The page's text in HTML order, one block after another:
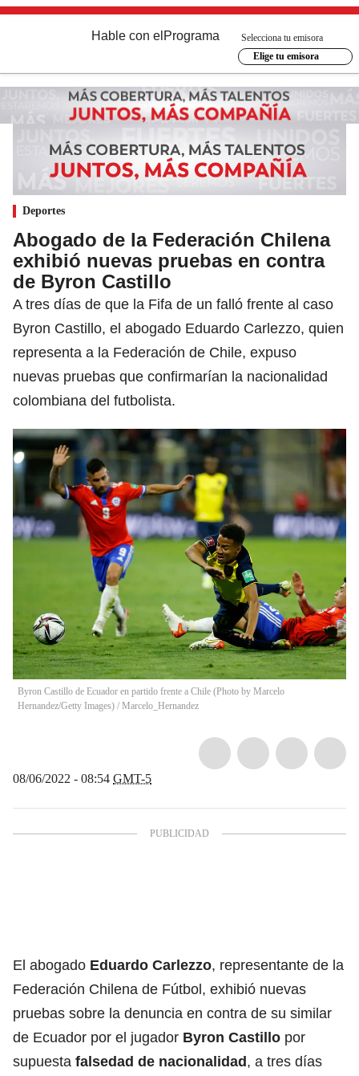
Hable con el Programa
Selecciona tu emisora
Elige tu emisora
Deportes
Abogado de la Federación Chilena
exhibió nuevas pruebas en contra
de Byron Castillo
A tres días de que la Fifa de un falló frente al caso
Byron Castillo, el abogado Eduardo Carlezzo, quien
representa a la Federación de Chile, expuso
nuevas pruebas que confirmarían la nacionalidad
colombiana del futbolista.
Byron Castillo de Ecuador en partido frente a Chile (Photo by Marcelo
Hernandez/Getty Images) / Marcelo_Hernandez
08/06/2022 - 08:54 GMT-5
El abogado Eduardo Carlezzo, representante de la
Federación Chilena de Fútbol, exhibió nuevas
pruebas sobre la denuncia en contra de su similar
de Ecuador por el jugador Byron Castillo por
supuesta falsedad de nacionalidad, a tres días